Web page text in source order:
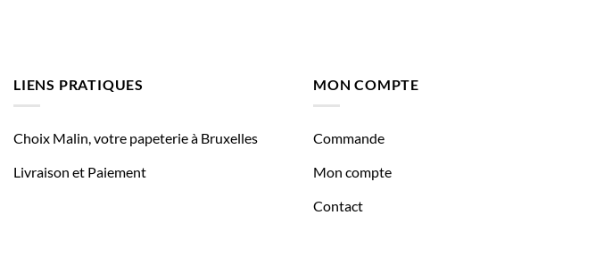
LIENS PRATIQUES
Choix Malin, votre papeterie à Bruxelles
Livraison et Paiement
MON COMPTE
Commande
Mon compte
Contact